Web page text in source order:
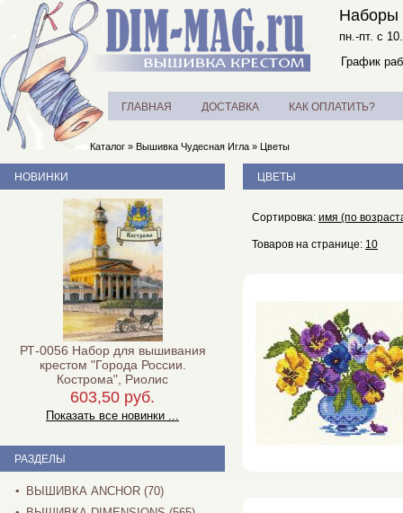
Наборы
пн.-пт. с
График
ГЛАВНАЯ ДОСТАВКА КАК ОПЛАТИТЬ?
Каталог » Вышивка Чудесная Игла » Цветы
ЦВЕТЫ
Сортировка: имя (по
Товаров на странице: 10
НОВИНКИ
РТ-0056 Набор для вышивания
крестом "Города России.
Кострома", Риолис
603,50 руб.
Показать все новинки ...
РАЗДЕЛЫ
ВЫШИВКА ANCHOR (70)